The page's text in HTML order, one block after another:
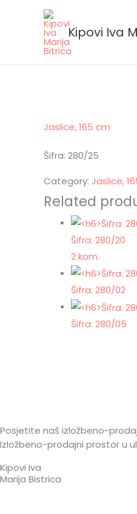
Kipovi Iva
Jaslice, 165 cm
Šifra: 280/25
Category: Jaslice,
Related
Šifra: 280/20
2 kom.
Šifra: 280/02
Šifra: 280/05
Posjetite naš izložbeno-
Izložbeno-prodajni prostor u
Kipovi Iva
Marija Bistrica